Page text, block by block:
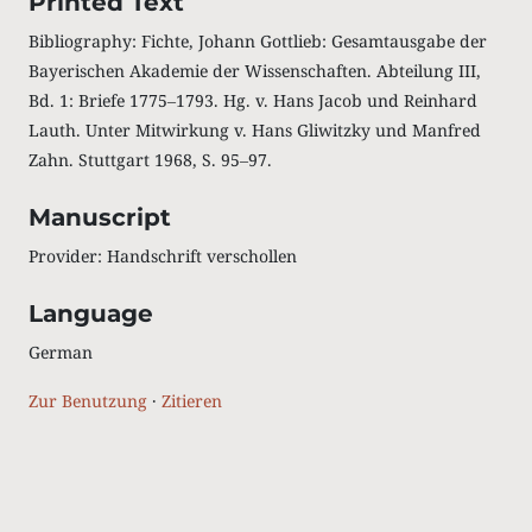
Bibliography: Fichte, Johann Gottlieb: Gesamtausgabe der
Bayerischen Akademie der Wissenschaften. Abteilung III,
Bd. 1: Briefe 1775‒1793. Hg. v. Hans Jacob und Reinhard
Lauth. Unter Mitwirkung v. Hans Gliwitzky und Manfred
Zahn. Stuttgart 1968, S. 95‒97.
Manuscript
Provider: Handschrift verschollen
Language
German
Zur Benutzung· Zitieren